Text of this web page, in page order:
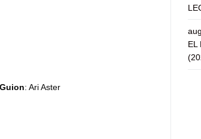
Guion: Ari Aster
EL